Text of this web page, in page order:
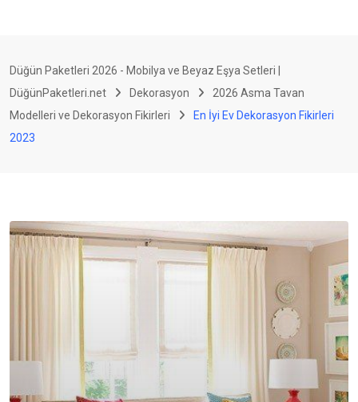
Düğün Paketleri 2026 - Mobilya ve Beyaz Eşya Setleri |
DüğünPaketleri.net
Dekorasyon
2026 Asma Tavan
Modelleri ve Dekorasyon Fikirleri
En İyi Ev Dekorasyon Fikirleri
2023